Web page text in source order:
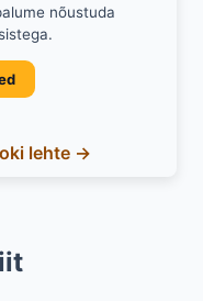
nõustuda
lehte →